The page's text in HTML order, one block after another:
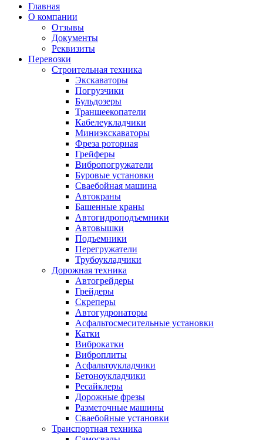
Главная
О компании
Отзывы
Документы
Реквизиты
Перевозки
Строительная техника
Экскаваторы
Погрузчики
Бульдозеры
Траншеекопатели
Кабелеукладчики
Миниэкскаваторы
Фреза роторная
Грейферы
Вибропогружатели
Буровые установки
Сваебойная машина
Автокраны
Башенные краны
Автогидроподъемники
Автовышки
Подъемники
Перегружатели
Трубоукладчики
Дорожная техника
Автогрейдеры
Грейдеры
Скреперы
Автогудронаторы
Асфальтосмесительные установки
Катки
Виброкатки
Виброплиты
Асфальтоукладчики
Бетоноукладчики
Ресайклеры
Дорожные фрезы
Разметочные машины
Сваебойные установки
Транспортная техника